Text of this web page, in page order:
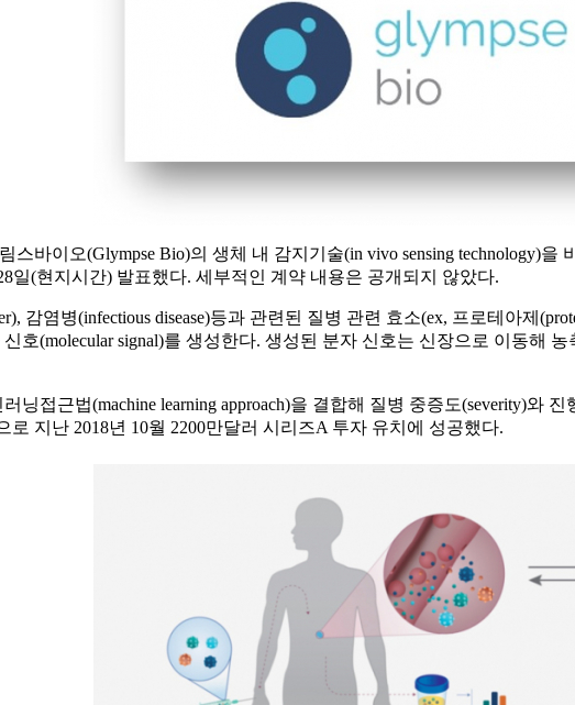
스바이오(Glympse Bio)의 생체 내 감지기술(in vivo sensing technology)을
일(현지시간) 발표했다. 세부적인 계약 내용은 공개되지 않았다.
감염병(infectious disease)등과 관련된 질병 관련 효소(ex, 프로테아제
호(molecular signal)를 생성한다. 생성된 분자 신호는 신장으로 이동해
닝접근법(machine learning approach)을 결합해 질병 중증도(severity)와
로 지난 2018년 10월 2200만달러 시리즈A 투자 유치에 성공했다.